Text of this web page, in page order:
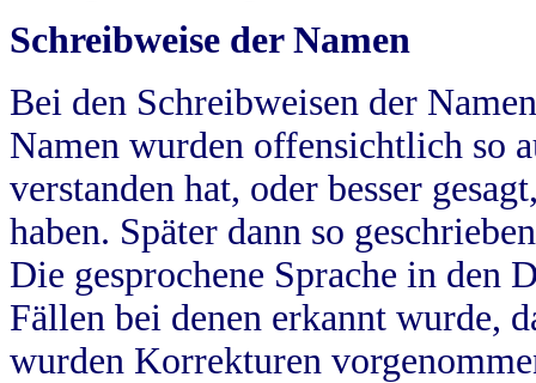
Schreibweise der Namen
Bei den Schreibweisen der
Namen wurden offensichtlich so
verstanden hat, oder besser
haben. Später dann so
Die gesprochene Sprache in
Fällen bei denen erkannt wurde,
wurden Korrekturen